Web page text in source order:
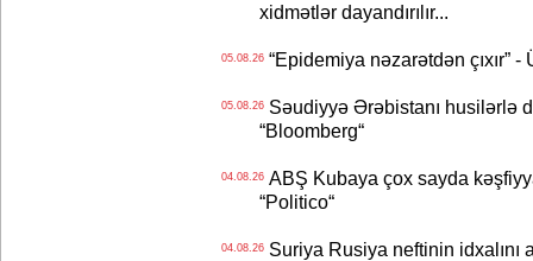
xidmətlər dayandırılır...
05.08.26“Epidemiya nəzarətdən çıxır” -
05.08.26Səudiyyə Ərəbistanı husilərlə
“Bloomberg“
04.08.26ABŞ Kubaya çox sayda
“Politico“
04.08.26Suriya Rusiya neftinin idxalını